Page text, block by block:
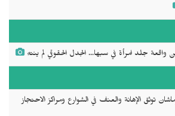
جلد امرأة في سبها... الجدل الحقوقي لم ينتهِ
توثق الإهانة والعنف في الشوارع ومراكز الاحتجاز